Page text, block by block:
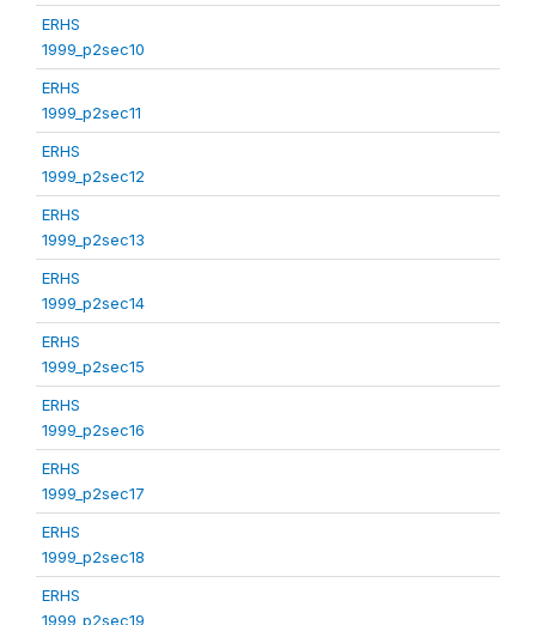
ERHS
1999_p2sec10
ERHS
1999_p2sec11
ERHS
1999_p2sec12
ERHS
1999_p2sec13
ERHS
1999_p2sec14
ERHS
1999_p2sec15
ERHS
1999_p2sec16
ERHS
1999_p2sec17
ERHS
1999_p2sec18
ERHS
1999_p2sec19